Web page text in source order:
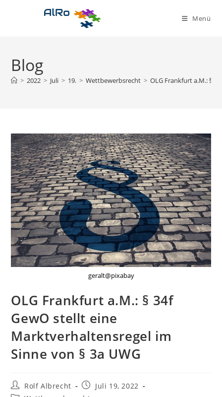
Menü
Blog
> 2022 > Juli > 19. > Wettbewerbsrecht > OLG Frankfurt a.M.: §
geralt@pixabay
OLG Frankfurt a.M.: § 34f
GewO stellt eine
Marktverhaltensregel im
Sinne von § 3a UWG
Beitrags-
Autor:
Rolf Albrecht
Beitrag
veröffentlicht:
Juli 19, 2022